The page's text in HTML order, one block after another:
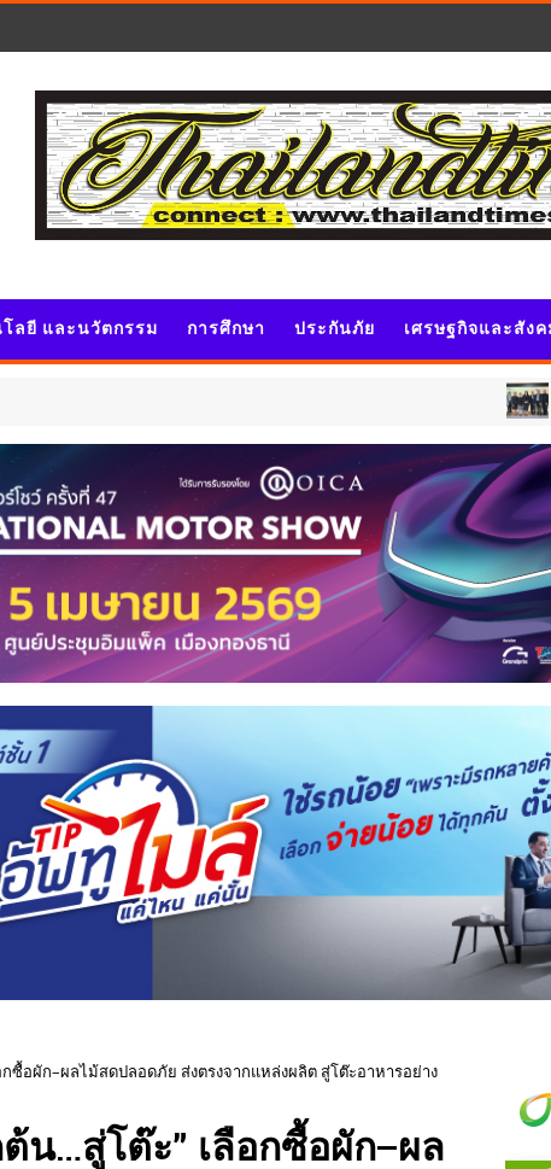
โลยี และนวัตกรรม การศึกษา ประกันภัย เศรษฐกิจและสังค
วิจัย เทคโนโ
ซื้อผัก–ผลไม้สดปลอดภัย ส่งตรงจากแหล่งผลิต สู่โต๊ะอาหารอย่าง
น…สู่โต๊ะ” เลือกซื้อผัก–ผล